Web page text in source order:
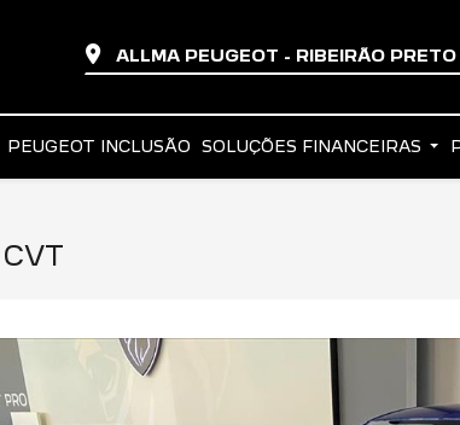
ALLMA PEUGEOT - RIBEIRÃO PRETO
PEUGEOT INCLUSÃO SOLUÇÕES FINANCEIRAS